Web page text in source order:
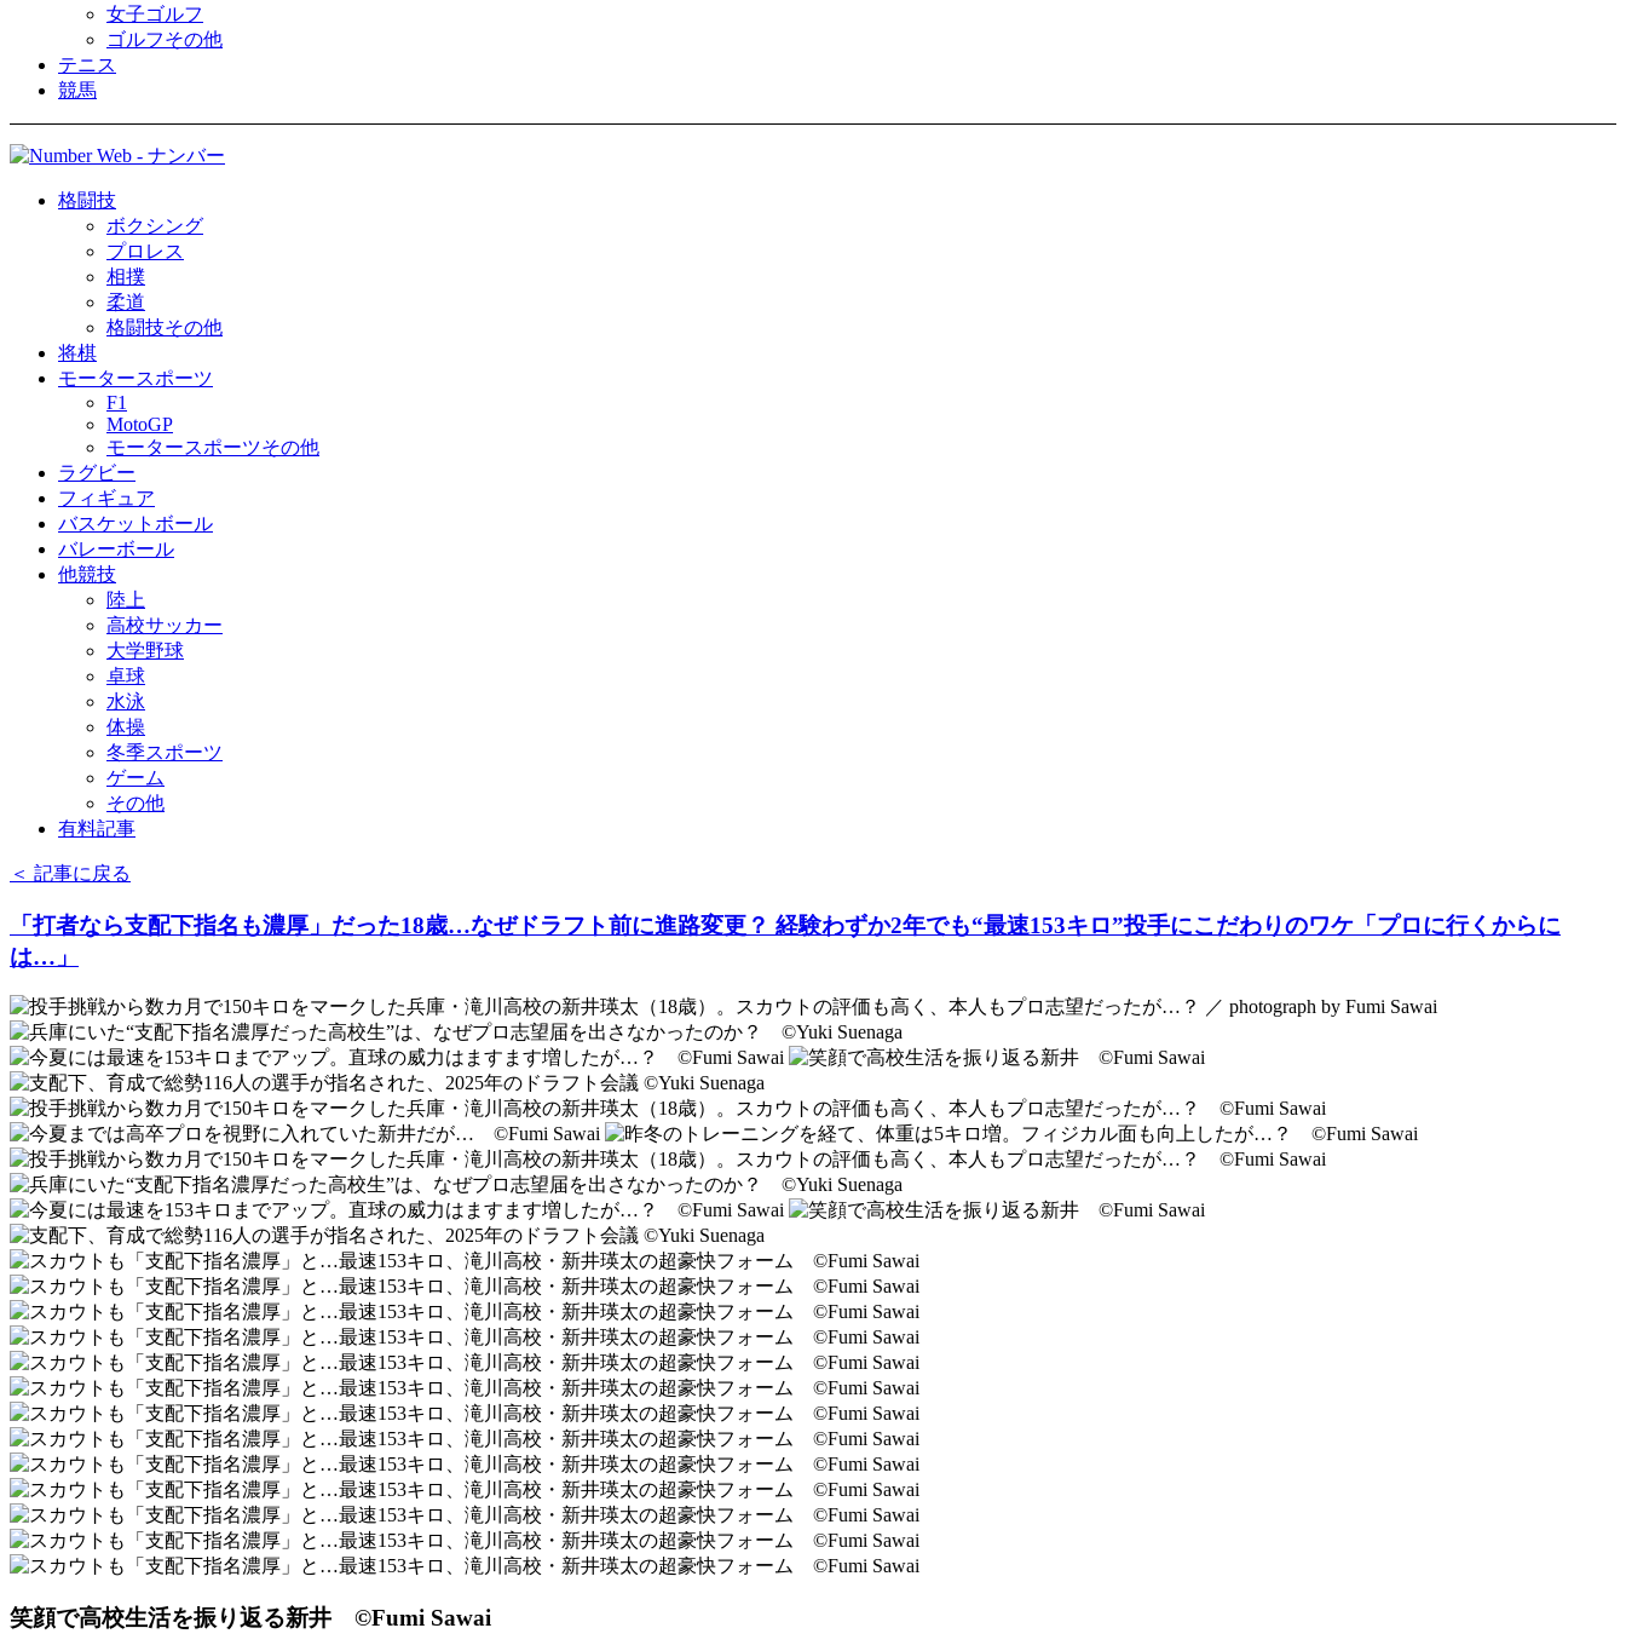
女子ゴルフ
ゴルフその他
テニス
競馬
格闘技
ボクシング
プロレス
相撲
柔道
格闘技その他
将棋
モータースポーツ
F1
MotoGP
モータースポーツその他
ラグビー
フィギュア
バスケットボール
バレーボール
他競技
陸上
高校サッカー
大学野球
卓球
水泳
体操
冬季スポーツ
ゲーム
その他
有料記事
＜ 記事に戻る
「打者なら支配下指名も濃厚」だった18歳…なぜドラフト前に進路変更？ 経験わずか2年でも“最速153キロ”投手にこだわりのワケ「プロに行くからに
は…」
笑顔で高校生活を振り返る新井 ©Fumi Sawai